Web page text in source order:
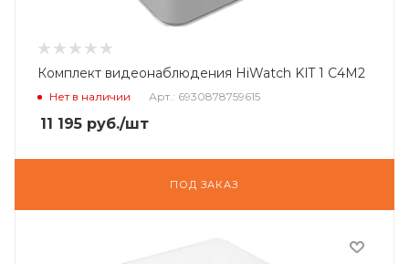
Комплект видеонаблюдения HiWatch KIT 1 C4M2
Нет в наличии Арт.: 6930878759615
11 195 руб./шт
ПОД ЗАКАЗ